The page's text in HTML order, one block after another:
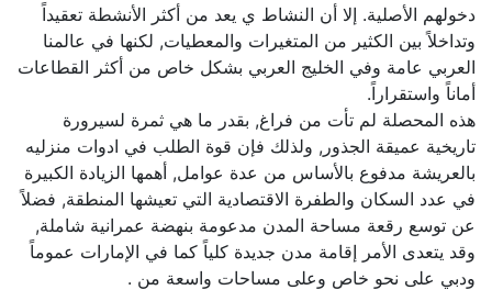
دخولهم الأصلية. إلا أن النشاط ي يعد من أكثر الأنشطة تعقيداً
وتداخلاً بين الكثير من المتغيرات والمعطيات, لكنها في عالمنا
العربي عامة وفي الخليج العربي بشكل خاص من أكثر القطاعات
أماناً واستقراراً.
هذه المحصلة لم تأت من فراغ, بقدر ما هي ثمرة لسيرورة
تاريخية عميقة الجذور, ولذلك فإن قوة الطلب في ادوات منزليه
بالعريشة مدفوع بالأساس من عدة عوامل, أهمها الزيادة الكبيرة
في عدد السكان والطفرة الاقتصادية التي تعيشها المنطقة, فضلاً
عن توسع رقعة مساحة المدن مدعومة بنهضة عمرانية شاملة,
وقد يتعدى الأمر إقامة مدن جديدة كلياً كما في الإمارات عموماً
ودبي على نحو خاص وعلى مساحات واسعة من .